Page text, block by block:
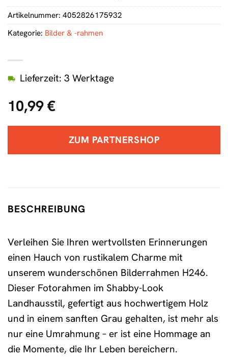
10,99€
Lieferzeit: 3 Werktage
ZUM PARTNERSHOP
Artikelnummer: 4052826175932
Kategorie: Bilder & -rahmen
BESCHREIBUNG
Verleihen Sie Ihren wertvollsten Erinnerungen
einen Hauch von rustikalem Charme mit
unserem wunderschönen Bilderrahmen H246.
Dieser Fotorahmen im Shabby-Look
Landhausstil, gefertigt aus hochwertigem Holz
und in einem sanften Grau gehalten, ist mehr als
nur eine Umrahmung – er ist eine Hommage an
die Momente, die Ihr Leben bereichern.